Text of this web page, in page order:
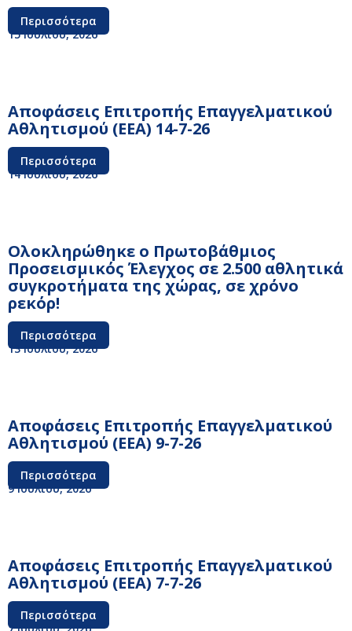
Περισσότερα
15 Ιουλίου, 2026
Αποφάσεις Επιτροπής Επαγγελματικού
Αθλητισμού (ΕΕΑ) 14-7-26
Περισσότερα
14 Ιουλίου, 2026
Ολοκληρώθηκε ο Πρωτοβάθμιος
Προσεισμικός Έλεγχος σε 2.500 αθλητικά
συγκροτήματα της χώρας, σε χρόνο
ρεκόρ!
Περισσότερα
13 Ιουλίου, 2026
Αποφάσεις Επιτροπής Επαγγελματικού
Αθλητισμού (ΕΕΑ) 9-7-26
Περισσότερα
9 Ιουλίου, 2026
Αποφάσεις Επιτροπής Επαγγελματικού
Αθλητισμού (ΕΕΑ) 7-7-26
Περισσότερα